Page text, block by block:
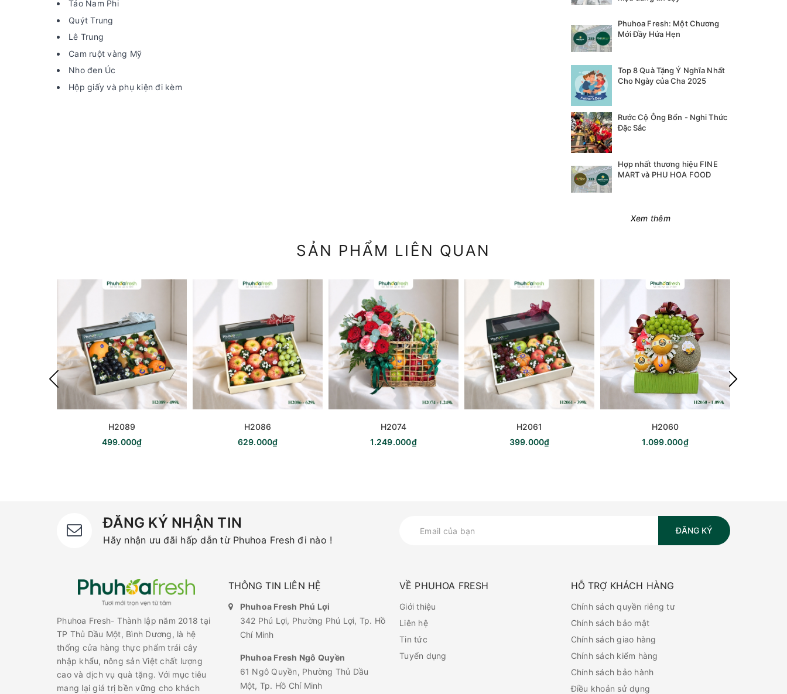
Táo Nam Phi
Quýt Trung
Lê Trung
Cam ruột vàng Mỹ
Nho đen Úc
Hộp giấy và phụ kiện đi kèm
Phuhoa Fresh: Một Chương
Mới Đầy Hứa Hẹn
Top 8 Quà Tặng Ý Nghĩa Nhất
Cho Ngày của Cha 2025
Rước Cộ Ông Bổn - Nghi Thức
Đặc Sắc
Hợp nhất thương hiệu FINE
MART và PHU HOA FOOD
Xem thêm
SẢN PHẨM LIÊN QUAN
H2089
499.000₫
H2086
629.000₫
H2074
1.249.000₫
H2061
399.000₫
H2060
1.099.000₫
ĐĂNG KÝ NHẬN TIN
Hãy nhận ưu đãi hấp dẫn từ Phuhoa Fresh đi nào !
ĐĂNG KÝ
Phuhoa Fresh- Thành lập năm 2018 tại
TP Thủ Dầu Một, Bình Dương, là hệ
thống cửa hàng thực phẩm trái cây
nhập khẩu, nông sản Việt chất lượng
cao và dịch vụ quà tặng. Với mục tiêu
mang lại giá trị bền vững cho khách
THÔNG TIN LIÊN HỆ
Phuhoa Fresh Phú Lợi
342 Phú Lợi, Phường Phú Lợi, Tp. Hồ
Chí Minh
Phuhoa Fresh Ngô Quyền
61 Ngô Quyền, Phường Thủ Dầu
Một, Tp. Hồ Chí Minh
VỀ PHUHOA FRESH
Giới thiệu
Liên hệ
Tin tức
Tuyển dụng
HỖ TRỢ KHÁCH HÀNG
Chính sách quyền riêng tư
Chính sách bảo mật
Chính sách giao hàng
Chính sách kiểm hàng
Chính sách bảo hành
Điều khoản sử dụng